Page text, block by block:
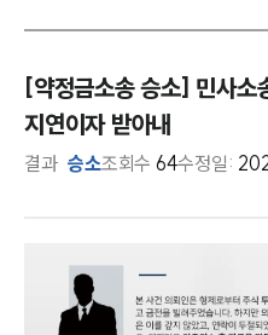
[약정금소송 승소] 민사소
지연이자 받아내
결과 승소조회수 64수정일: